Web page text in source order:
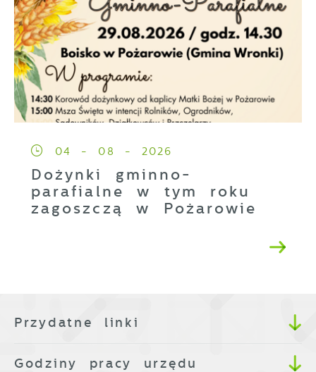
04 - 08 - 2026
Dożynki gminno-
parafialne w tym roku
zagoszczą w Pożarowie
Przydatne linki
Godziny pracy urzędu